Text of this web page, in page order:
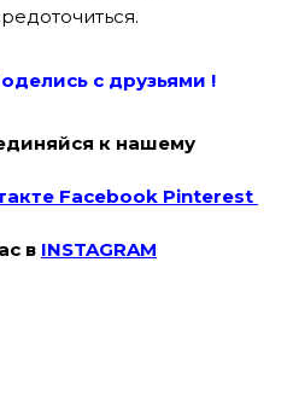
лись с друзьями !
к нашему
Facebook Pinterest
в INSTAGRAM